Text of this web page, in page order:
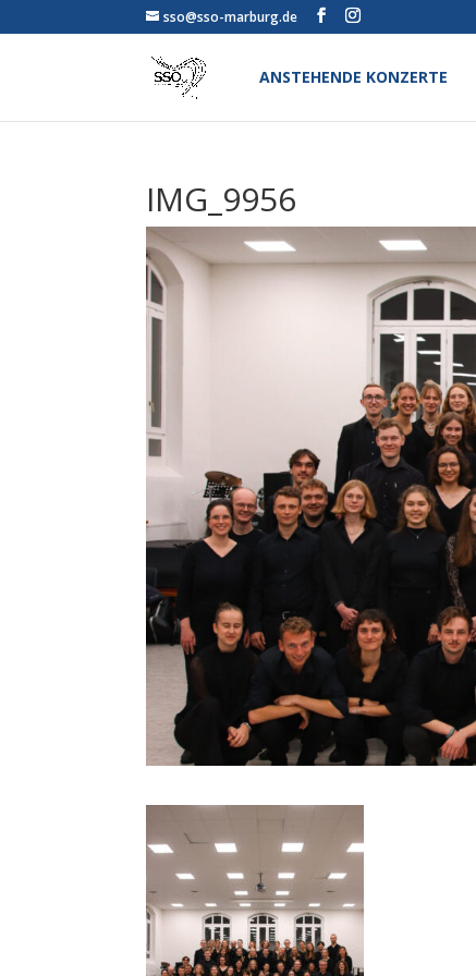
sso@sso-marburg.de
ANSTEHENDE KONZERTE
IMG_9956